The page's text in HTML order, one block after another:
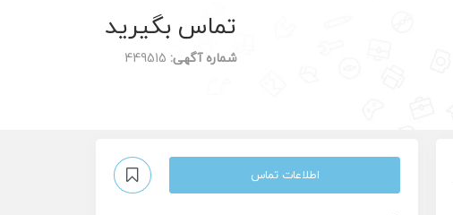
تماس بگیرید
شماره آگهی: 449515
اطلاعات تماس